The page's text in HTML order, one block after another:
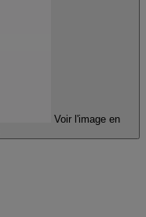
Voir l'image en